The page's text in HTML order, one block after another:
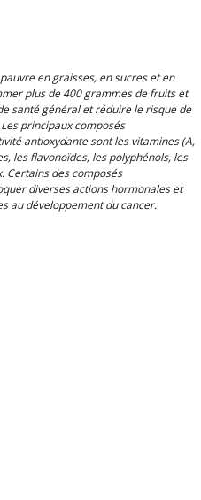
en graisses, en sucres et en
plus de 400 grammes de fruits et
santé général et réduire le risque de
principaux composés
antioxydante sont les vitamines (A,
les flavonoïdes, les polyphénols, les
Certains des composés
diverses actions hormonales et
au développement du cancer.